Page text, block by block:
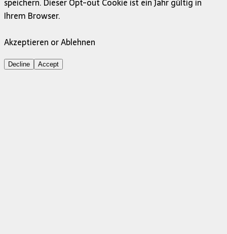
Ihrem Browser.
Akzeptieren or Ablehnen
Decline Accept